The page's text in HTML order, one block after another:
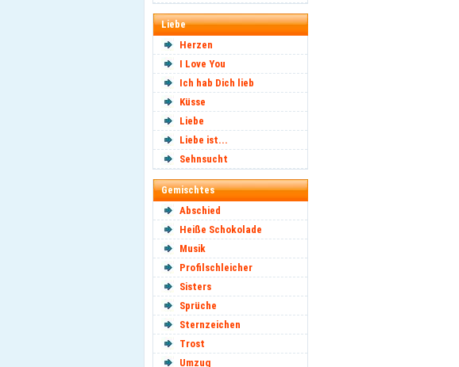
Liebe
Herzen
I Love You
Ich hab Dich lieb
Küsse
Liebe
Liebe ist...
Sehnsucht
Gemischtes
Abschied
Heiße Schokolade
Musik
Profilschleicher
Sisters
Sprüche
Sternzeichen
Trost
Umzug